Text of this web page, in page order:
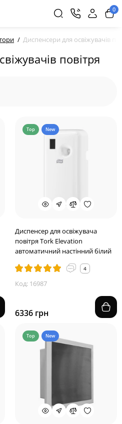
0
Диспенсери для освіжувачів
повітря
Top New
Диспенсер для освіжувача
повітря Tork Elevation
автоматичний настінний білий
4
Код: 16987
6336 грн
Top New